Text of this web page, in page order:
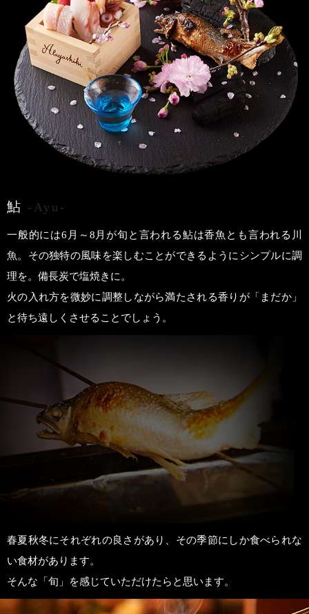
鮎 -Ayu-
一般的には6月～8月が旬と言われる鮎は香魚とも言われる川
魚。その独特の風味を楽しむことができるようにシンプルに調
理を。備長炭で塩焼きに。
火の入れ方を微妙に調整しながら満たされる香りが「まだか」
と待ち遠しくさせることでしょう。
春夏秋冬にそれぞれの良さがあり、その季節にしか食べられな
い食材があります。
そんな「旬」を感じていただけたらと思います。